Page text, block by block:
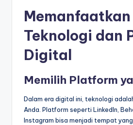
Memanfaatkan
Teknologi dan
Digital
Memilih Platform
Dalam era digital ini, teknologi
Anda. Platform seperti LinkedIn,
Instagram bisa menjadi tempat